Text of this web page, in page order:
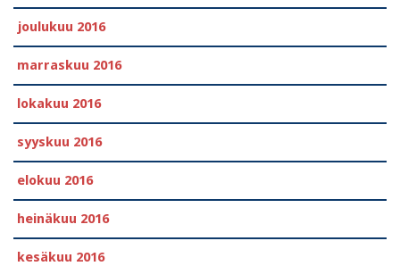
joulukuu 2016
marraskuu 2016
lokakuu 2016
syyskuu 2016
elokuu 2016
heinäkuu 2016
kesäkuu 2016